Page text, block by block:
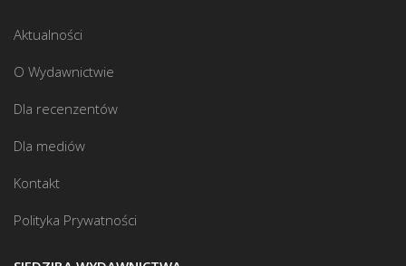
Aktualności
O Wydawnictwie
Dla recenzentów
Dla mediów
Kontakt
Polityka Prywatności